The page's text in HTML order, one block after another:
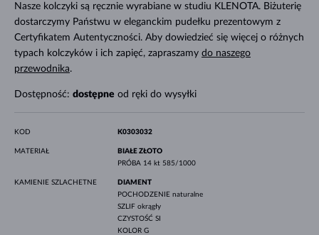
Nasze kolczyki są ręcznie wyrabiane w studiu KLENOTA. Biżuterię
dostarczymy Państwu w eleganckim pudełku prezentowym z
Certyfikatem Autentyczności. Aby dowiedzieć się więcej o różnych
typach kolczyków i ich zapięć, zapraszamy do naszego
przewodnika.
Dostępność: dostępne od ręki do wysyłki
KOD K0303032
MATERIAŁ
BIAŁE ZŁOTO
PRÓBA 14 kt 585/1000
KAMIENIE SZLACHETNE
DIAMENT
POCHODZENIE naturalne
SZLIF okrągły
CZYSTOŚĆ SI
KOLOR G